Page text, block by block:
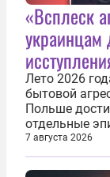
«Всплеск
украинцам
Лето 2026
бытовой
Польше
отдельные
случайными.
буквально
украинским
7 августа 2026